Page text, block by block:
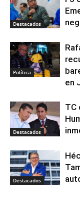
Destacados
Política
en
Destacados
TC
Destacados